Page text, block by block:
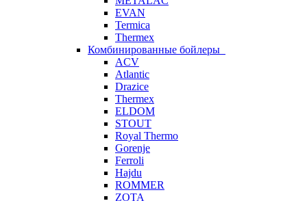
EVAN
Termica
Thermex
Комбинированные бойлеры
ACV
Atlantic
Drazice
Thermex
ELDOM
STOUT
Royal Thermo
Gorenje
Ferroli
Hajdu
ROMMER
ZOTA